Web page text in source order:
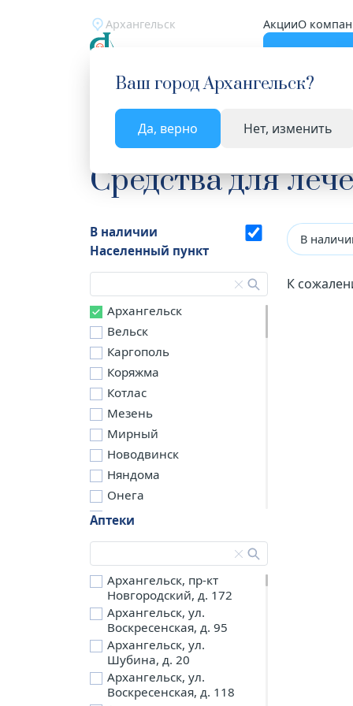
Архангельск АкцииО
Ваш городАрхангельск?
Да, верно Нет, изменить
Главная Каталог Лекарства и БАД
Средства для
В наличии
Населенный пункт
Архангельск
Вельск
Каргополь
Коряжма
Котлас
Мезень
Мирный
Новодвинск
Няндома
Онега
Северодвинск
д. Бережная
д. Петариха
д. Согра
п. Березник
п. Боброво
п. Вычегодский
п. Двинской,
Аптеки
Архангельск, пр-кт
Новгородский, д. 172
Архангельск, ул.
Воскресенская, д. 95
Архангельск, ул.
Шубина, д. 20
Архангельск, ул.
Воскресенская, д. 118
В
К